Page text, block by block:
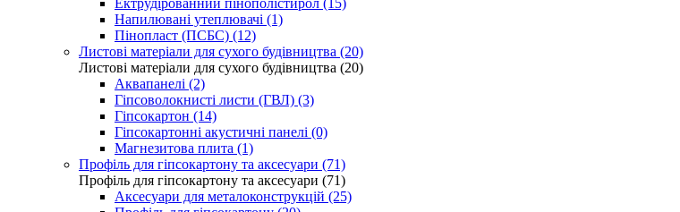
Напилювані утеплювачі (1)
Пінопласт (ПСБС) (12)
Листові матеріали для сухого будівництва (20)
Листові матеріали для сухого будівництва (20)
Аквапанелі (2)
Гіпсоволокнисті листи (ГВЛ) (3)
Гіпсокартон (14)
Гіпсокартонні акустичні панелі (0)
Магнезитова плита (1)
Профіль для гіпсокартону та аксесуари (71)
Профіль для гіпсокартону та аксесуари (71)
Аксесуари для металоконструкцій (25)